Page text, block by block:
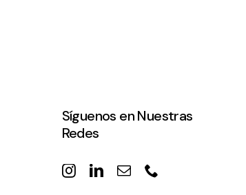
Síguenos en Nuestras
Redes